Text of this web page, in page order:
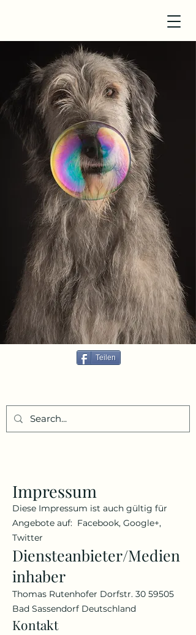
Teilen
Impressum
Diese Impressum ist auch gültig für
Angebote auf: Facebook, Google+,
Twitter
Diensteanbieter/Medien
inhaber
Thomas Rutenhofer Dorfstr. 30 59505
Bad Sassendorf Deutschland
Kontakt